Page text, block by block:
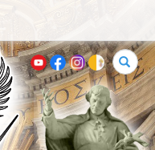
Buscar